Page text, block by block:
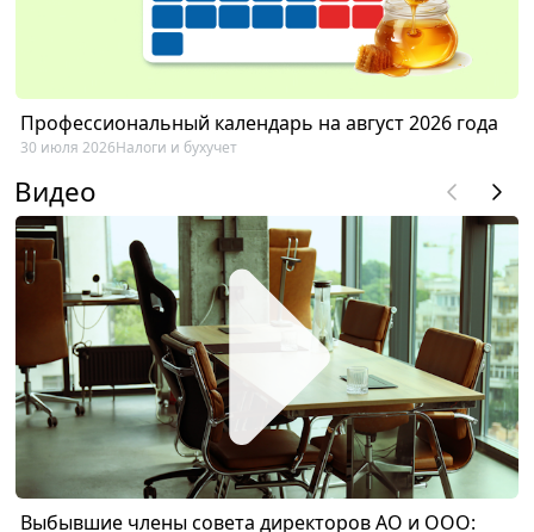
Профессиональный календарь на август 2026 года
30 июля 2026Налоги и бухучет
Видео
Выбывшие члены совета директоров АО и ООО: